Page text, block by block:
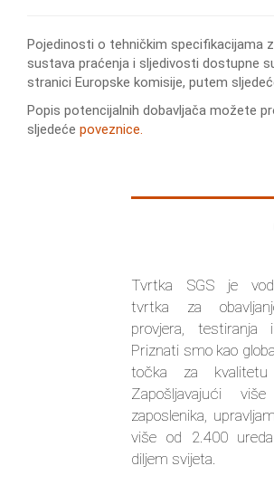
Pojedinosti o tehničkim specifikacijama
sustava praćenja i sljedivosti dostupne
stranici Europske komisije, putem
Popis potencijalnih dobavljača možete
sljedeće poveznice.
Tvrtka SGS je
tvrtka za
provjera, testiranja
Priznati smo kao
točka za
Zapošljavajući
zaposlenika,
više od 2.400
diljem svijeta.